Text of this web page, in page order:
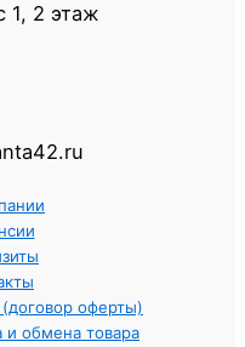
1, 2 этаж
оферты)
и обмена товара